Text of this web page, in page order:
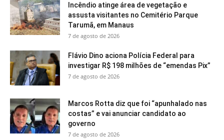
Incêndio atinge área de vegetação e
assusta visitantes no Cemitério Parque
Tarumã, em Manaus
7 de agosto de 2026
Flávio Dino aciona Polícia Federal para
investigar R$ 198 milhões de “emendas Pix”
7 de agosto de 2026
Marcos Rotta diz que foi “apunhalado nas
costas” e vai anunciar candidato ao
governo
7 de agosto de 2026